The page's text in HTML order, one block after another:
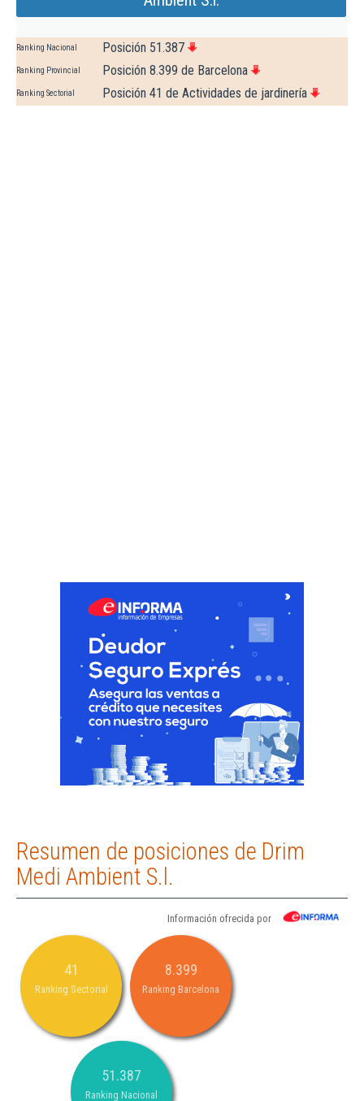
Ranking Nacional Posición 51.387
Ranking Provincial Posición 8.399 de Barcelona
Ranking Sectorial Posición 41 de Actividades de jardinería
Resumen de posiciones de Drim
Medi Ambient S.l.
Información ofrecida por
41
Ranking Sectorial
8.399
Ranking Barcelona
51.387
Ranking Nacional